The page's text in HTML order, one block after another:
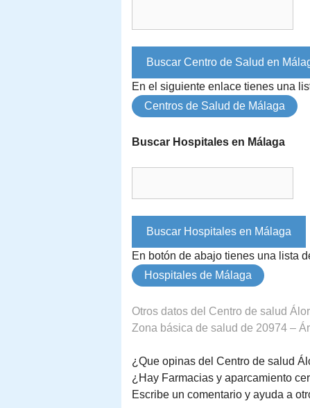
En el siguiente enlace tienes una
Centros de Salud de Málaga
Buscar Hospitales en Málaga
En botón de abajo tienes una lista
Hospitales de Málaga
Otros datos del Centro de salud
Zona básica de salud de 20974 –
¿Que opinas del Centro de salud
¿Hay Farmacias y aparcamiento
Escribe un comentario y ayuda a